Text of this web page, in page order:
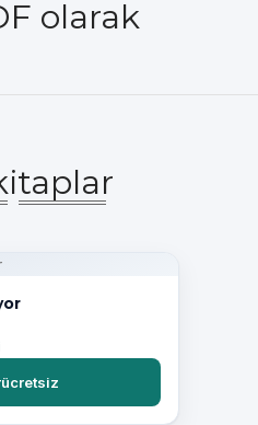
olarak